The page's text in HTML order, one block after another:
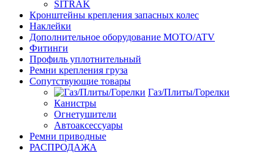
SITRAK
Кронштейны крепления запасных колес
Наклейки
Дополнительное оборудование MOTO/ATV
Фитинги
Профиль уплотнительный
Ремни крепления груза
Сопутствующие товары
Газ/Плиты/Горелки
Канистры
Огнетушители
Автоаксессуары
Ремни приводные
РАСПРОДАЖА